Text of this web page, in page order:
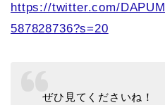
https://twitter.com/
587828736?s=20
ぜひ見てくださいね！